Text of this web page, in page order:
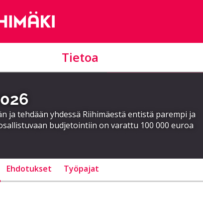
Tietoa
ja tehdään yhdessä Riihimäestä entistä parempi ja
budjetointiin on varattu 100 000 euroa
Ehdotukset Työpajat